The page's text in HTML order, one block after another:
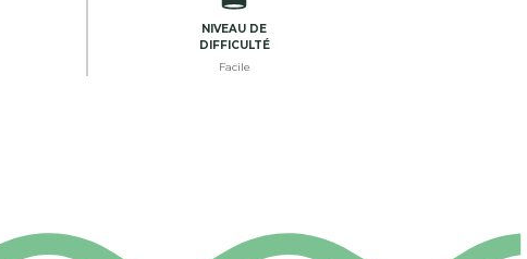
NIVEAU DE
DIFFICULTÉ
Facile